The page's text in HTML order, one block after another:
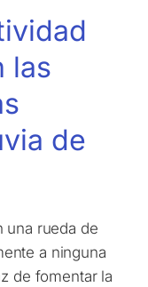
las
de
una rueda de
a ninguna
de fomentar la